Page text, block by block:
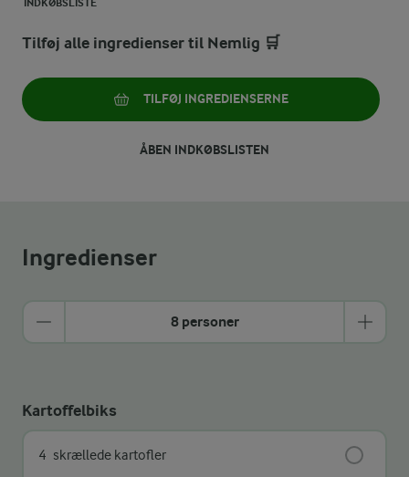
Tilføj alle ingredienser til Nemlig 🛒
TILFØJ INGREDIENSERNE
ÅBEN INDKØBSLISTEN
Ingredienser
8 personer
Kartoffelbiks
4 skrællede kartofler